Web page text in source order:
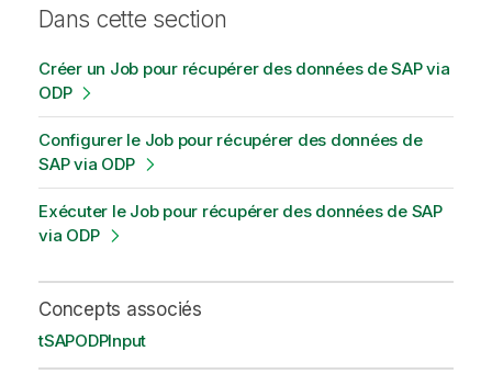
Dans cette section
Créer un Job pour récupérer des données de SAP via
ODP
Configurer le Job pour récupérer des données de
SAP via ODP
Exécuter le Job pour récupérer des données de SAP
via ODP
Concepts associés
tSAPODPInput